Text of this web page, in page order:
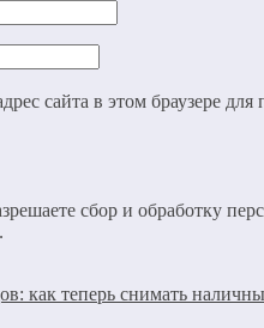
сайта в этом браузере
сбор и обработку
.